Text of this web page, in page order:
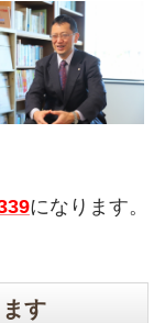
になります。
す